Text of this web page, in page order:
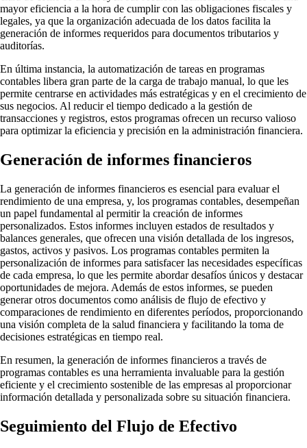
mayor eficiencia a la hora de cumplir con las obligaciones fiscales y
legales, ya que la organización adecuada de los datos facilita la
generación de informes requeridos para documentos tributarios y
auditorías.
En última instancia, la automatización de tareas en programas
contables libera gran parte de la carga de trabajo manual, lo que les
permite centrarse en actividades más estratégicas y en el crecimiento de
sus negocios. Al reducir el tiempo dedicado a la gestión de
transacciones y registros, estos programas ofrecen un recurso valioso
para optimizar la eficiencia y precisión en la administración financiera.
Generación de informes financieros
La generación de informes financieros es esencial para evaluar el
rendimiento de una empresa, y, los programas contables, desempeñan
un papel fundamental al permitir la creación de informes
personalizados. Estos informes incluyen estados de resultados y
balances generales, que ofrecen una visión detallada de los ingresos,
gastos, activos y pasivos. Los programas contables permiten la
personalización de informes para satisfacer las necesidades específicas
de cada empresa, lo que les permite abordar desafíos únicos y destacar
oportunidades de mejora. Además de estos informes, se pueden
generar otros documentos como análisis de flujo de efectivo y
comparaciones de rendimiento en diferentes períodos, proporcionando
una visión completa de la salud financiera y facilitando la toma de
decisiones estratégicas en tiempo real.
En resumen, la generación de informes financieros a través de
programas contables es una herramienta invaluable para la gestión
eficiente y el crecimiento sostenible de las empresas al proporcionar
información detallada y personalizada sobre su situación financiera.
Seguimiento del Flujo de Efectivo